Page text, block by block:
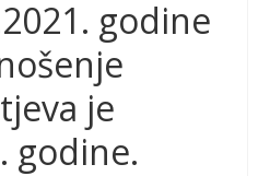
godine
je
godine.